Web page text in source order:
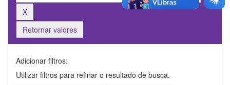
Retornar valores
Adicionar filtros:
Utilizar filtros para refinar o resultado de busca.